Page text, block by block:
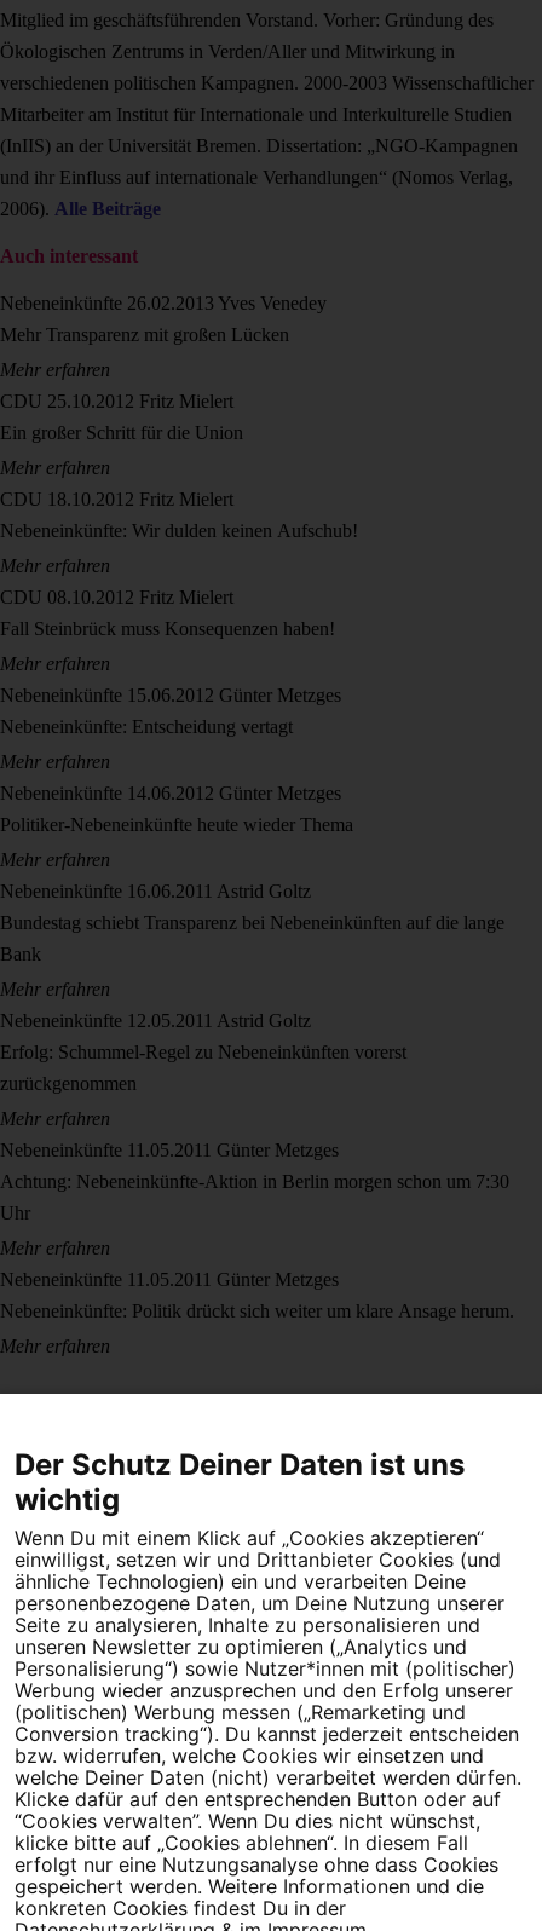
Mitglied im geschäftsführenden Vorstand. Vorher: Gründung des
Ökologischen Zentrums in Verden/Aller und Mitwirkung in
verschiedenen politischen Kampagnen. 2000-2003 Wissenschaftlicher
Mitarbeiter am Institut für Internationale und Interkulturelle Studien
(InIIS) an der Universität Bremen. Dissertation: „NGO-Kampagnen
und ihr Einfluss auf internationale Verhandlungen“ (Nomos Verlag,
2006). Alle Beiträge
Auch interessant
Nebeneinkünfte 26.02.2013 Yves Venedey
Mehr Transparenz mit großen Lücken
Mehr erfahren
CDU 25.10.2012 Fritz Mielert
Ein großer Schritt für die Union
Mehr erfahren
CDU 18.10.2012 Fritz Mielert
Nebeneinkünfte: Wir dulden keinen Aufschub!
Mehr erfahren
CDU 08.10.2012 Fritz Mielert
Fall Steinbrück muss Konsequenzen haben!
Mehr erfahren
Nebeneinkünfte 15.06.2012 Günter Metzges
Nebeneinkünfte: Entscheidung vertagt
Mehr erfahren
Nebeneinkünfte 14.06.2012 Günter Metzges
Politiker-Nebeneinkünfte heute wieder Thema
Mehr erfahren
Nebeneinkünfte 16.06.2011 Astrid Goltz
Bundestag schiebt Transparenz bei Nebeneinkünften auf die lange
Bank
Mehr erfahren
Nebeneinkünfte 12.05.2011 Astrid Goltz
Erfolg: Schummel-Regel zu Nebeneinkünften vorerst
zurückgenommen
Mehr erfahren
Nebeneinkünfte 11.05.2011 Günter Metzges
Achtung: Nebeneinkünfte-Aktion in Berlin morgen schon um 7:30
Uhr
Mehr erfahren
Nebeneinkünfte 11.05.2011 Günter Metzges
Nebeneinkünfte: Politik drückt sich weiter um klare Ansage herum.
Mehr erfahren
Dein Engagement macht den Unterschied. Schließe Dich 4,5
Millionen Menschen an.
Newsletter bestellen
Campact e.V.
IBAN DE95 2‍5‍1‍2 0‍5‍1‍0 6‍9‍8‍0 0‍0‍0‍0 0‍0
SozialBank
Direkt online spenden
NewsletterHilfe und
FAQKontakt DatenschutzImpressumCookie Einstellungen
Der Schutz Deiner Daten ist uns
wichtig
Wenn Du mit einem Klick auf „Cookies akzeptieren“
einwilligst, setzen wir und Drittanbieter Cookies (und
ähnliche Technologien) ein und verarbeiten Deine
personenbezogene Daten, um Deine Nutzung unserer
Seite zu analysieren, Inhalte zu personalisieren und
unseren Newsletter zu optimieren („Analytics und
Personalisierung“) sowie Nutzer*innen mit (politischer)
Werbung wieder anzusprechen und den Erfolg unserer
(politischen) Werbung messen („Remarketing und
Conversion tracking“). Du kannst jederzeit entscheiden
bzw. widerrufen, welche Cookies wir einsetzen und
welche Deiner Daten (nicht) verarbeitet werden dürfen.
Klicke dafür auf den entsprechenden Button oder auf
“Cookies verwalten”. Wenn Du dies nicht wünschst,
klicke bitte auf „Cookies ablehnen“. In diesem Fall
erfolgt nur eine Nutzungsanalyse ohne dass Cookies
gespeichert werden. Weitere Informationen und die
konkreten Cookies findest Du in der